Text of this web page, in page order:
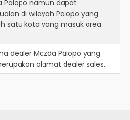
Palopo namun dapat
di wilayah Palopo yang
satu kota yang masuk area
dealer Mazda Palopo yang
alamat dealer sales.